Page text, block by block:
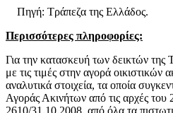
Πηγή: Τράπεζα της Ελλάδος.
Περισσότερες πληροφορίες:
Για την κατασκευή των δεικτών της
με τις τιμές στην αγορά οικιστικών
αναλυτικά στοιχεία, τα οποία
Αγοράς Ακινήτων από τις αρχές